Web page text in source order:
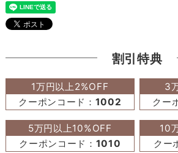
割引特典
1万円以上2%OFF
クーポンコード： 1002
3
クー
5万円以上10%OFF
クーポンコード： 1010
10
クー